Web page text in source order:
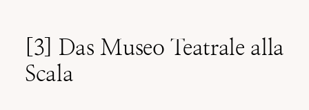
[3] Das Museo Teatrale alla
Scala